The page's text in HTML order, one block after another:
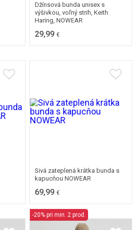
Džínsová bunda unisex s
výšivkou, voľný strih, Keith
Haring, NOWEAR
29,99 €
Sivá zateplená krátka bunda s
kapucňou NOWEAR
69,99 €
-20% pri min. 2 prod.